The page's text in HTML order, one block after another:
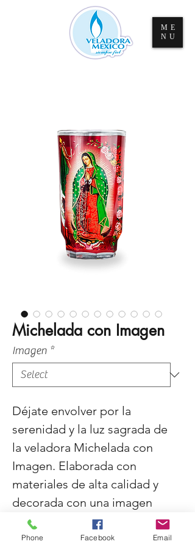
ME
NU
Michelada con Imagen
Imagen *
Déjate envolver por la
serenidad y la luz sagrada de
la veladora Michelada con
Imagen. Elaborada con
materiales de alta calidad y
decorada con una imagen
religiosa que inspira fe y
protección, esta veladora
Phone Facebook Email